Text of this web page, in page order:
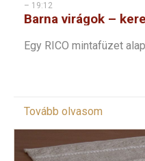
– 19:12
Barna virágok –
Egy RICO mintafüzet
Tovább olvasom